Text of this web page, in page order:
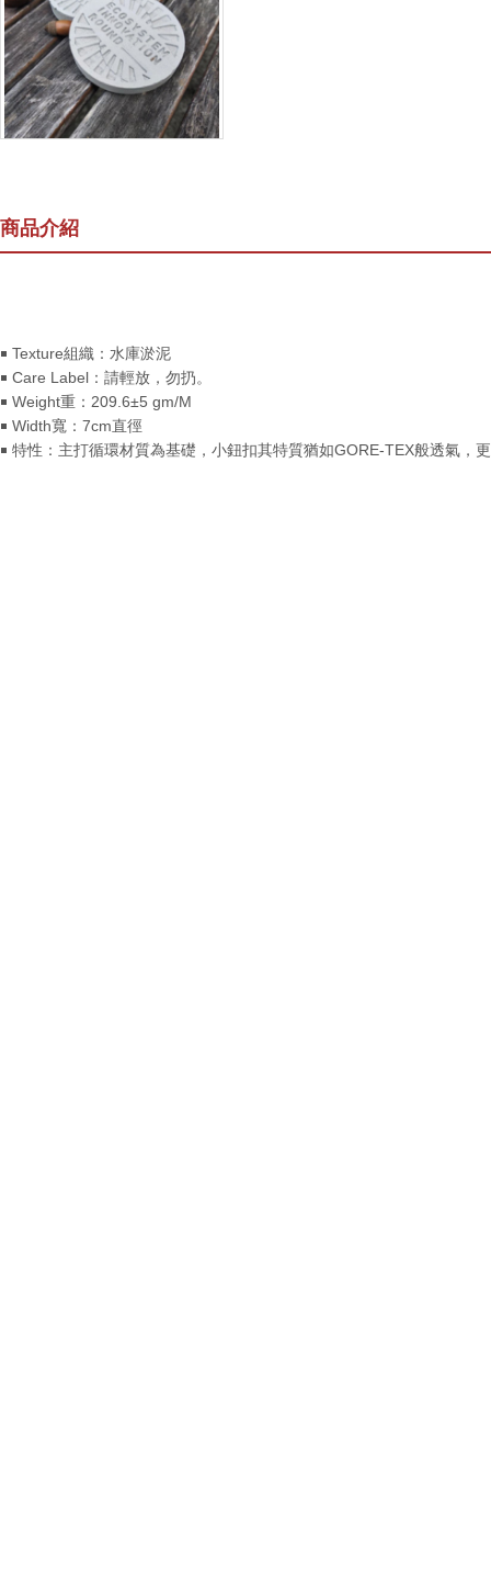
商品介紹
￭ Texture組織：水庫淤泥
￭ Care Label：請輕放，勿扔。
￭ Weight重：209.6±5 gm/M
￭ Width寬：7cm直徑
￭ 特性：主打循環材質為基礎，小鈕扣其特質猶如GORE-TEX般透氣，